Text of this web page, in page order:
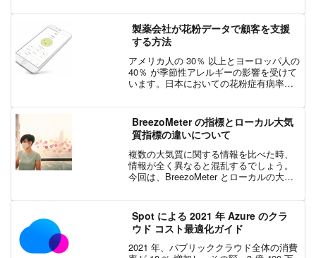
らの進歩は、価値の抽出からシステム エ
ンジニアリングへ...
製薬会社が花粉データで顧客を支援
する方法
アメリカ人の 30％ 以上とヨーロッパ人の
40％ が季節性アレルギーの影響を受けて
います。日本においての花粉症有病率は
入し、2025年までに年間 400...
BreezoMeter の指標とローカル大気
質指標の違いについて
複数の大気質に関する情報を比べた時、
情報が全く異なると混乱するでしょう。
今回は、BreezoMeter とローカルの大気
る理由を考えてみましょう。異なる大気
質指標を見て...
Spot による 2021 年 Azure のクラ
ウド コスト最適化ガイド
2021 年、パブリッククラウド全体の消費